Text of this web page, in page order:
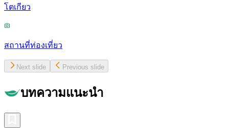
โตเกียว
สถานที่ท่องเที่ยว
Next slide Previous slide
บทความแนะนำ